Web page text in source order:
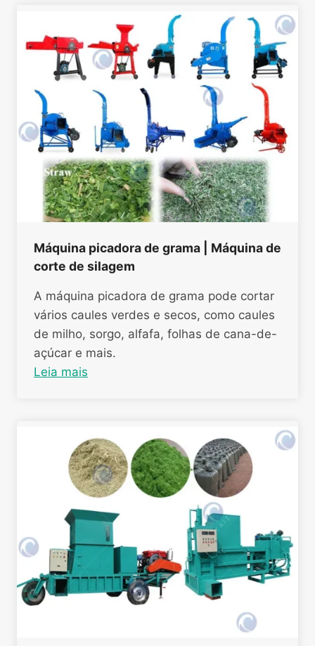
Máquina picadora de grama | Máquina de
corte de silagem
A máquina picadora de grama pode cortar
vários caules verdes e secos, como caules
de milho, sorgo, alfafa, folhas de cana-de-
açúcar e mais.
Leia mais